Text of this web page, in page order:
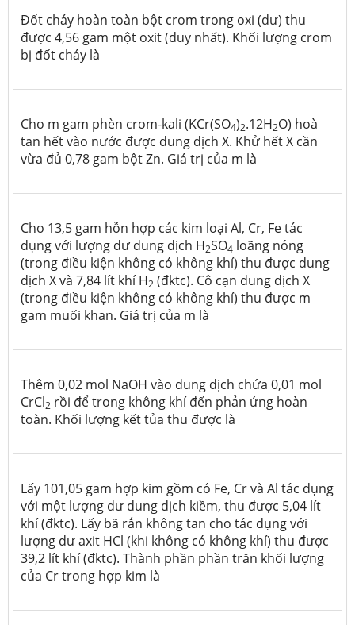
Đốt cháy hoàn toàn bột crom trong oxi (dư) thu
được 4,56 gam một oxit (duy nhất). Khối lượng crom
bị đốt cháy là
Cho m gam phèn crom-kali (KCr(SO4)2.12H2O) hoà
tan hết vào nước được dung dịch X. Khử hết X cần
vừa đủ 0,78 gam bột Zn. Giá trị của m là
Cho 13,5 gam hỗn hợp các kim loại Al, Cr, Fe tác
dụng với lượng dư dung dịch H2SO4 loãng nóng
(trong điều kiện không có không khí) thu được dung
dịch X và 7,84 lít khí H2 (đktc). Cô cạn dung dịch X
(trong điều kiện không có không khí) thu được m
gam muối khan. Giá trị của m là
Thêm 0,02 mol NaOH vào dung dịch chứa 0,01 mol
CrCl2 rồi để trong không khí đến phản ứng hoàn
toàn. Khối lượng kết tủa thu được là
Lấy 101,05 gam hợp kim gồm có Fe, Cr và Al tác dụng
với một lượng dư dung dịch kiềm, thu được 5,04 lít
khí (đktc). Lấy bã rắn không tan cho tác dụng với
lượng dư axit HCl (khi không có không khí) thu được
39,2 lít khí (đktc). Thành phần phần trăn khối lượng
của Cr trong hợp kim là